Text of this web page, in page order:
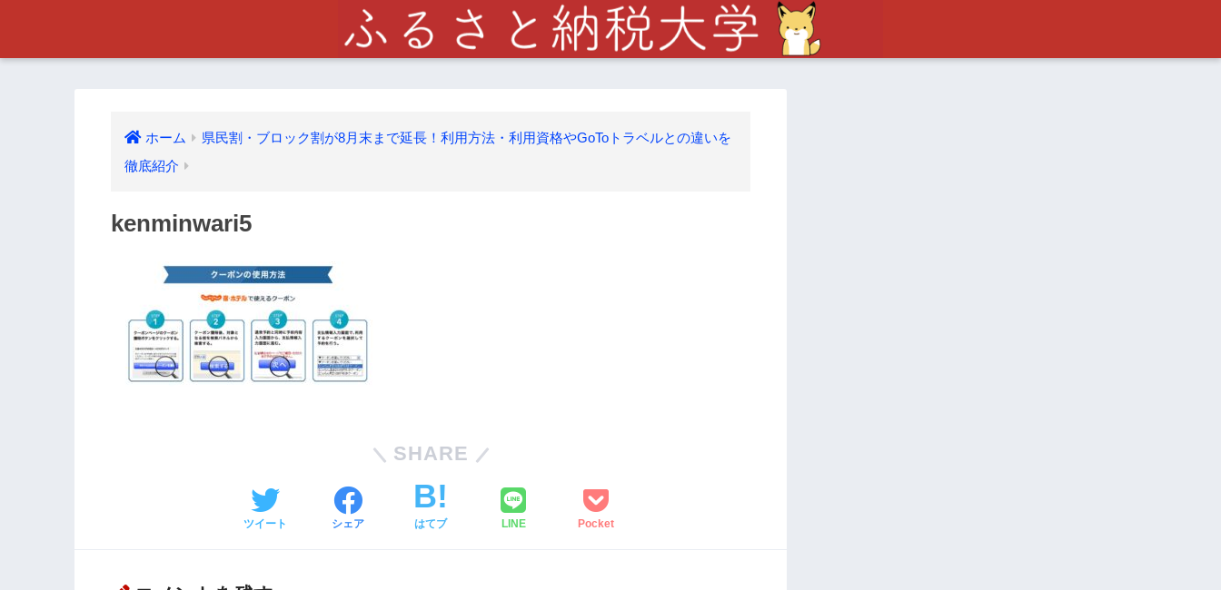
ホーム
県民割・ブロック割が8月末まで延長！利用方法・利用資格やGoToトラベルとの違いを
徹底紹介
kenminwari5
SHARE
ツイート シェア はてブ LINE Pocket